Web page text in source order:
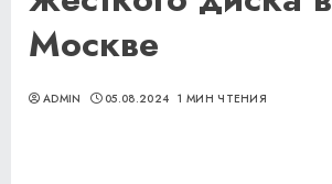
Москве
ADMIN 05.08.2024 1 МИН ЧТЕНИЯ